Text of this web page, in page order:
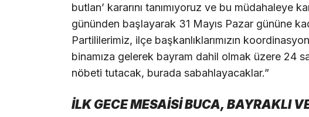
butlan’ kararını tanımıyoruz ve bu müdahaleye
gününden başlayarak 31 Mayıs Pazar gününe
Partililerimiz, ilçe başkanlıklarımızın
binamıza gelerek bayram dahil olmak üzere 24
nöbeti tutacak, burada sabahlayacaklar.”
İLK GECE MESAİSİ BUCA, BAYRAKLI